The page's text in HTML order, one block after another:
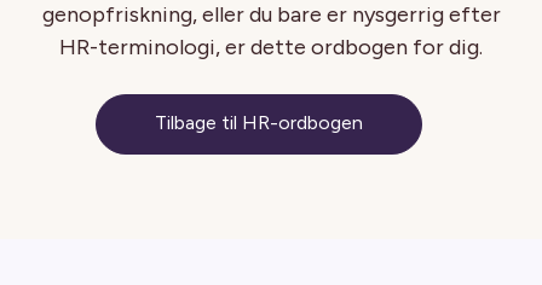
genopfriskning, eller du bare er nysgerrig efter
HR-terminologi, er dette ordbogen for dig.
Tilbage til HR-ordbogen